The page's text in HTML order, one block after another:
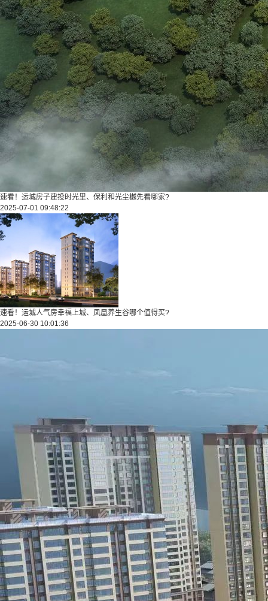
速看！运城房子建投时光里、保利和光尘樾先看哪家?
2025-07-01 09:48:22
速看！运城人气房幸福上城、凤凰养生谷哪个值得买?
2025-06-30 10:01:36